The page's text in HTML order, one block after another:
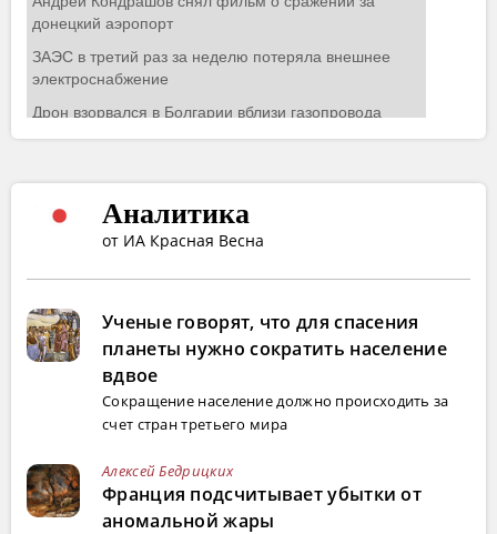
Аналитика
от ИА Красная Весна
Ученые говорят, что для спасения
планеты нужно сократить население
вдвое
Сокращение население должно происходить за
счет стран третьего мира
Алексей Бедрицких
Франция подсчитывает убытки от
аномальной жары